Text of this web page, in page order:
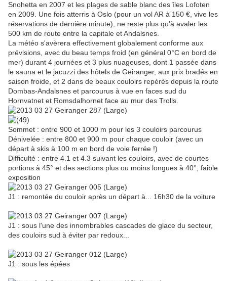
Snohetta en 2007 et les plages de sable blanc des îles Lofoten
en 2009. Une fois atterris à Oslo (pour un vol AR à 150 €, vive les
réservations de dernière minute), ne reste plus qu'à avaler les
500 km de route entre la capitale et Andalsnes.
La météo s'avèrera effectivement globalement conforme aux
prévisions, avec du beau temps froid (en général 0°C en bord de
mer) durant 4 journées et 3 plus nuageuses, dont 1 passée dans
le sauna et le jacuzzi des hôtels de Geiranger, aux prix bradés en
saison froide, et 2 dans de beaux couloirs repérés depuis la route
Dombas-Andalsnes et parcourus à vue en faces sud du
Hornvatnet et Romsdalhornet face au mur des Trolls.
Sommet : entre 900 et 1000 m pour les 3 couloirs parcourus
Dénivelée : entre 800 et 900 m pour chaque couloir (avec un
départ à skis à 100 m en bord de voie ferrée !)
Difficulté : entre 4.1 et 4.3 suivant les couloirs, avec de courtes
portions à 45° et des sections plus ou moins longues à 40°, faible
exposition
J1 : remontée du couloir après un départ à... 16h30 de la voiture
J1 : sous l'une des innombrables cascades de glace du secteur,
des couloirs sud à éviter par redoux...
J1 : sous les épées